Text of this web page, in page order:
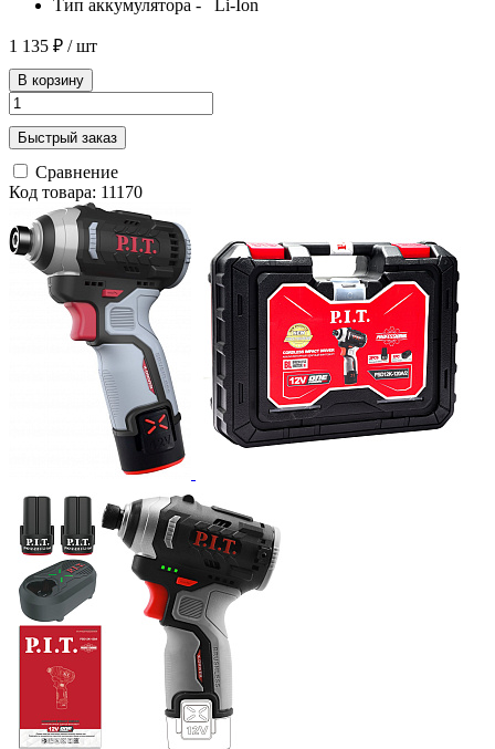
Тип аккумулятора - Li-Ion
1 135 ₽ / шт
В корзину
Быстрый заказ
Сравнение
Код товара: 11170